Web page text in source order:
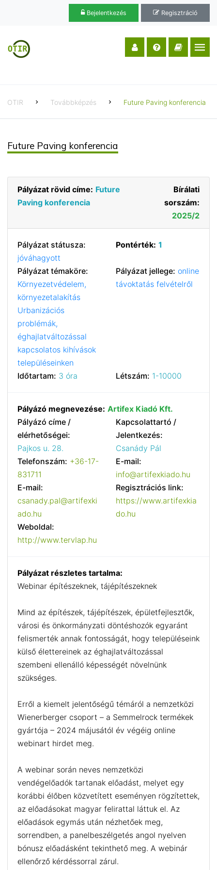
Bejelentkezés Regisztráció
OTIR Továbbképzés Future Paving konferencia
Future Paving konferencia
Pályázat rövid címe: Future
Paving konferencia
Bírálati
sorszám:
2025/2
Pályázat státusza:
jóváhagyott
Pontérték: 1
Pályázat témaköre:
Környezetvédelem,
környezetalakítás
Urbanizációs
problémák,
éghajlatváltozással
kapcsolatos kihívások
településeinken
Pályázat jellege: online
távoktatás felvételről
Időtartam: 3 óra Létszám: 1-10000
Pályázó megnevezése: Artifex Kiadó Kft.
Pályázó címe /
elérhetőségei:
Pajkos u. 28.
Telefonszám: +36-17-
831711
E-mail:
csanady.pal@artifexki
ado.hu
Weboldal:
http://www.tervlap.hu
Kapcsolattartó /
Jelentkezés:
Csanády Pál
E-mail:
info@artifexkiado.hu
Regisztrációs link:
https://www.artifexkia
do.hu
Pályázat részletes tartalma:
Webinar építészeknek, tájépítészeknek
Mind az építészek, tájépítészek, épületfejlesztők,
városi és önkormányzati döntéshozók egyaránt
felismerték annak fontosságát, hogy településeink
külső élettereinek az éghajlatváltozással
szembeni ellenálló képességét növelnünk
szükséges.
Erről a kiemelt jelentőségű témáról a nemzetközi
Wienerberger csoport – a Semmelrock termékek
gyártója – 2024 májusától év végéig online
webinart hirdet meg.
A webinar során neves nemzetközi
vendégelőadók tartanak előadást, melyet egy
korábbi élőben közvetített eseményen rögzítettek,
az előadásokat magyar felirattal láttuk el. Az
előadások egymás után nézhetőek meg,
sorrendben, a panelbeszélgetés angol nyelven
bónusz előadásként tekinthető meg. A webinár
ellenőrző kérdéssorral zárul.